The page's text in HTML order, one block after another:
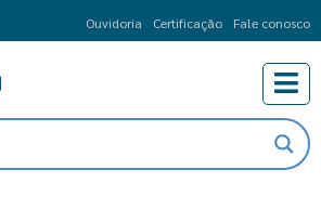
Ouvidoria Certificação Fale conosco